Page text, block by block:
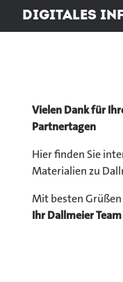
Digitales
Vielen Dank für
Partnertagen
Hier finden Sie
Materialien zu
Mit besten Grüßen
Ihr Dallmeier Team